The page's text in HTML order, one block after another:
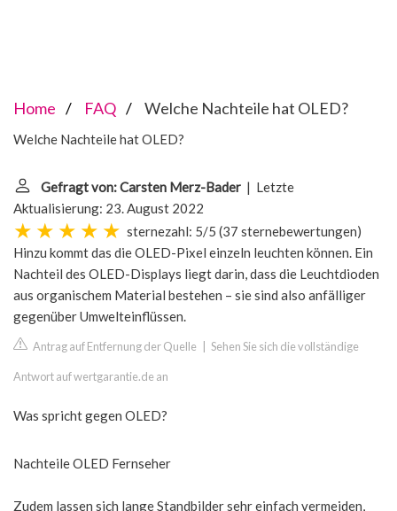
Home FAQ Welche Nachteile hat OLED?
Welche Nachteile hat OLED?
Gefragt von: Carsten Merz-Bader | Letzte
Aktualisierung: 23. August 2022
sternezahl: 5/5 (37 sternebewertungen)
Hinzu kommt das die OLED-Pixel einzeln leuchten können. Ein
Nachteil des OLED-Displays liegt darin, dass die Leuchtdioden
aus organischem Material bestehen – sie sind also anfälliger
gegenüber Umwelteinflüssen.
Antrag auf Entfernung der Quelle Sehen Sie sich die vollständige
Antwort auf wertgarantie.de an
Was spricht gegen OLED?
Nachteile OLED Fernseher
Zudem lassen sich lange Standbilder sehr einfach vermeiden,